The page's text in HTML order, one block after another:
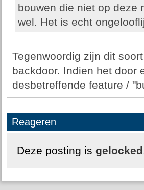
bouwen die niet op deze
wel. Het is echt
Tegenwoordig zijn dit
backdoor. Indien het door
desbetreffende feature /
Reageren
Deze posting is gelocked